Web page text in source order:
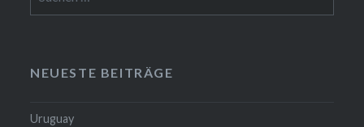
nach:
NEUESTE BEITRÄGE
Uruguay